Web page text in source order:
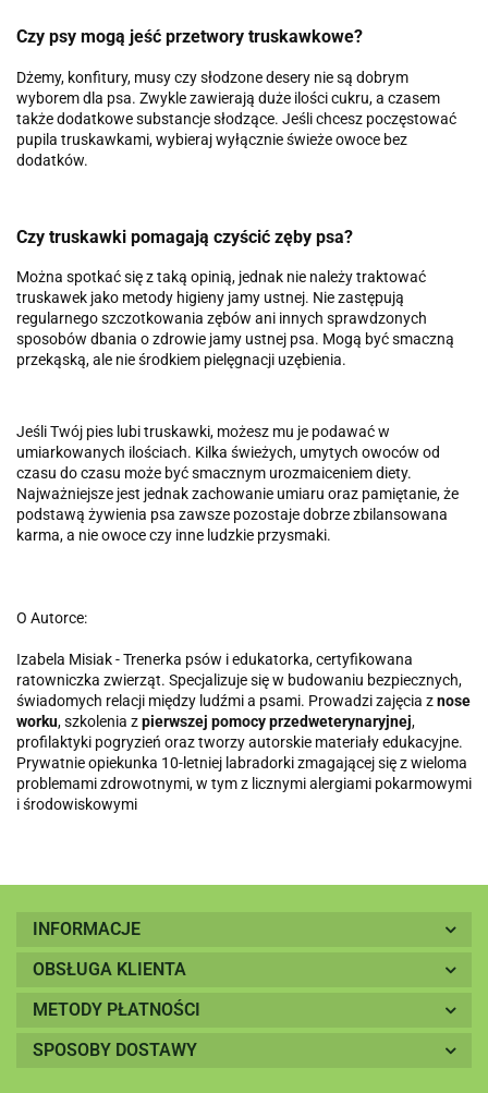
Czy psy mogą jeść przetwory truskawkowe?
Dżemy, konfitury, musy czy słodzone desery nie są dobrym
wyborem dla psa. Zwykle zawierają duże ilości cukru, a czasem
także dodatkowe substancje słodzące. Jeśli chcesz poczęstować
pupila truskawkami, wybieraj wyłącznie świeże owoce bez
dodatków.
Czy truskawki pomagają czyścić zęby psa?
Można spotkać się z taką opinią, jednak nie należy traktować
truskawek jako metody higieny jamy ustnej. Nie zastępują
regularnego szczotkowania zębów ani innych sprawdzonych
sposobów dbania o zdrowie jamy ustnej psa. Mogą być smaczną
przekąską, ale nie środkiem pielęgnacji uzębienia.
Jeśli Twój pies lubi truskawki, możesz mu je podawać w
umiarkowanych ilościach. Kilka świeżych, umytych owoców od
czasu do czasu może być smacznym urozmaiceniem diety.
Najważniejsze jest jednak zachowanie umiaru oraz pamiętanie, że
podstawą żywienia psa zawsze pozostaje dobrze zbilansowana
karma, a nie owoce czy inne ludzkie przysmaki.
O Autorce:
Izabela Misiak - Trenerka psów i edukatorka, certyfikowana
ratowniczka zwierząt. Specjalizuje się w budowaniu bezpiecznych,
świadomych relacji między ludźmi a psami. Prowadzi zajęcia znose
worku, szkolenia zpierwszej pomocy przedweterynaryjnej,
profilaktyki pogryzień oraz tworzy autorskie materiały edukacyjne.
Prywatnie opiekunka 10-letniej labradorki zmagającej się z wieloma
problemami zdrowotnymi, w tym z licznymi alergiami pokarmowymi
i środowiskowymi
INFORMACJE
OBSŁUGA KLIENTA
METODY PŁATNOŚCI
SPOSOBY DOSTAWY